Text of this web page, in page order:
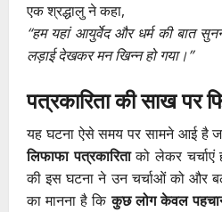
एक श्रद्धालु ने कहा,
“हम यहां आयुर्वेद और धर्म की बात
लड़ाई देखकर मन खिन्न हो गया।”
पत्रकारिता की साख पर
यह घटना ऐसे समय पर सामने आई है
लिफाफा पत्रकारिताको लेकर चर्चाएं
की इस घटना ने उन चर्चाओं को और
का मानना है किकुछ लोग केवल